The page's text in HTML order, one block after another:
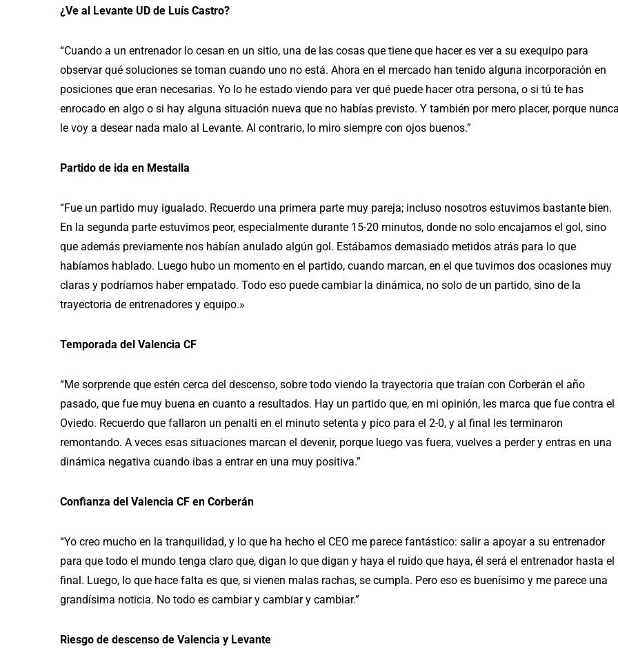
¿Ve al Levante UD de Luís Castro?
“Cuando a un entrenador lo cesan en un sitio, una de las cosas que tiene que hacer es ver a su exequipo para
observar qué soluciones se toman cuando uno no está. Ahora en el mercado han tenido alguna incorporación en
posiciones que eran necesarias. Yo lo he estado viendo para ver qué puede hacer otra persona, o si tú te has
enrocado en algo o si hay alguna situación nueva que no habías previsto. Y también por mero placer, porque
le voy a desear nada malo al Levante. Al contrario, lo miro siempre con ojos buenos.”
Partido de ida en Mestalla
“Fue un partido muy igualado. Recuerdo una primera parte muy pareja; incluso nosotros estuvimos bastante bien.
En la segunda parte estuvimos peor, especialmente durante 15-20 minutos, donde no solo encajamos el gol, sino
que además previamente nos habían anulado algún gol. Estábamos demasiado metidos atrás para lo que
habíamos hablado. Luego hubo un momento en el partido, cuando marcan, en el que tuvimos dos ocasiones muy
claras y podríamos haber empatado. Todo eso puede cambiar la dinámica, no solo de un partido, sino de la
trayectoria de entrenadores y equipo.»
Temporada del Valencia CF
“Me sorprende que estén cerca del descenso, sobre todo viendo la trayectoria que traían con Corberán el año
pasado, que fue muy buena en cuanto a resultados. Hay un partido que, en mi opinión, les marca que fue contra el
Oviedo. Recuerdo que fallaron un penalti en el minuto setenta y pico para el 2-0, y al final les terminaron
remontando. A veces esas situaciones marcan el devenir, porque luego vas fuera, vuelves a perder y entras en una
dinámica negativa cuando ibas a entrar en una muy positiva.”
Confianza del Valencia CF en Corberán
“Yo creo mucho en la tranquilidad, y lo que ha hecho el CEO me parece fantástico: salir a apoyar a su entrenador
para que todo el mundo tenga claro que, digan lo que digan y haya el ruido que haya, él será el entrenador hasta el
final. Luego, lo que hace falta es que, si vienen malas rachas, se cumpla. Pero eso es buenísimo y me parece una
grandísima noticia. No todo es cambiar y cambiar y cambiar.”
Riesgo de descenso de Valencia y Levante